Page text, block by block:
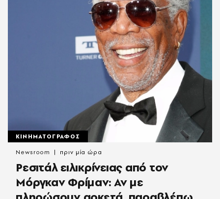
ΚΙΝΗΜΑΤΟΓΡΑΦΟΣ
Ρεσιτάλ ειλικρίνειας από τον
Μόργκαν Φρίμαν: Αν με
Newsroom πριν μία ώρα